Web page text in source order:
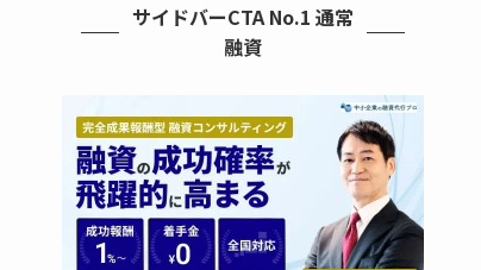
サイドバーCTA No.1 通常
融資